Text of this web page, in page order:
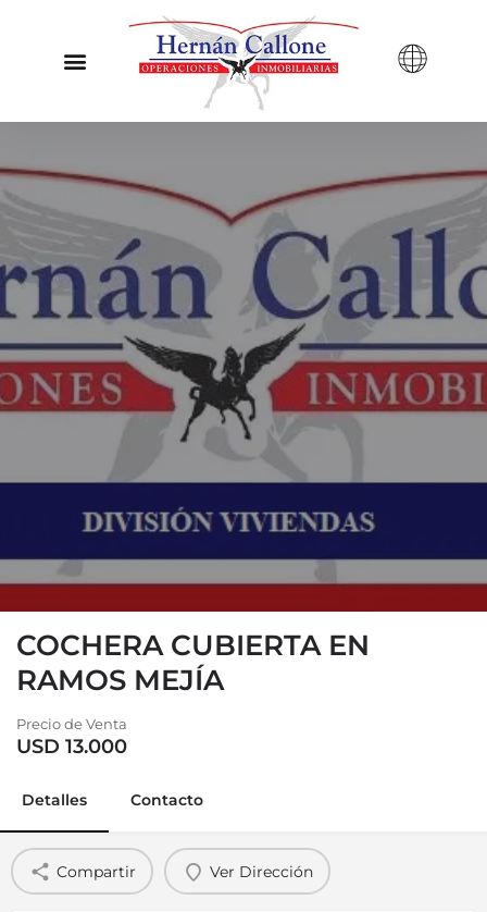
COCHERA CUBIERTA EN
RAMOS MEJÍA
Precio de Venta
USD 13.000
Detalles Contacto
Compartir Ver Dirección